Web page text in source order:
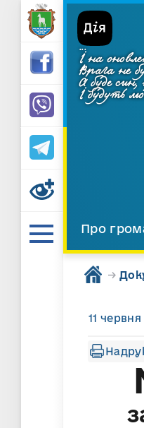
...
І на
Врага не
А буде
І будуть
Про
→
11 червня